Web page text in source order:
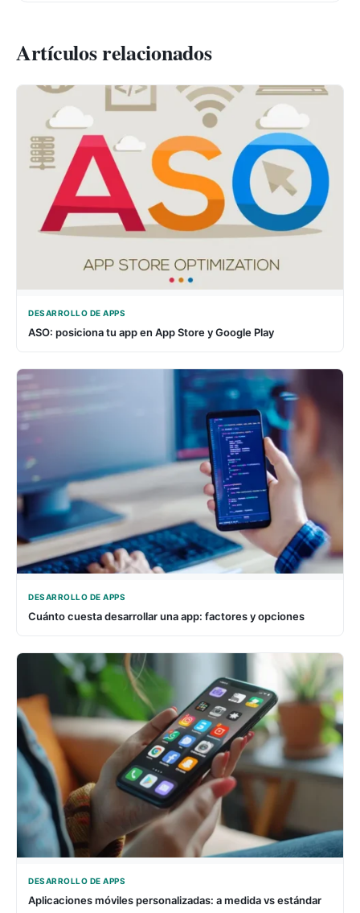
Artículos relacionados
DESARROLLO DE APPS
ASO: posiciona tu app en App Store y Google Play
DESARROLLO DE APPS
Cuánto cuesta desarrollar una app: factores y opciones
DESARROLLO DE APPS
Aplicaciones móviles personalizadas: a medida vs estándar